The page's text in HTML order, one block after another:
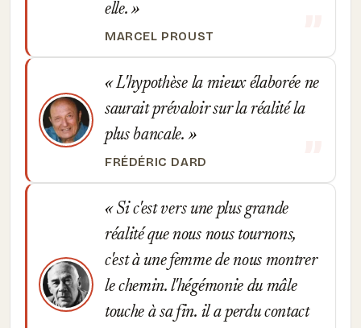
elle.
MARCEL PROUST
L'hypothèse la mieux élaborée ne
saurait prévaloir sur la réalité la
plus bancale.
FRÉDÉRIC DARD
Si c'est vers une plus grande
réalité que nous nous tournons,
c'est à une femme de nous montrer
le chemin. l'hégémonie du mâle
touche à sa fin. il a perdu contact